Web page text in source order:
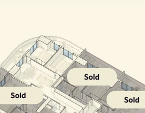
Sold
Sold
Sold